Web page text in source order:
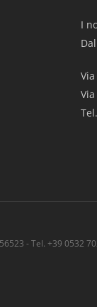
I
- Tel. +39 0532